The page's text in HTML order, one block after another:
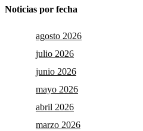
Noticias por fecha
agosto 2026
julio 2026
junio 2026
mayo 2026
abril 2026
marzo 2026